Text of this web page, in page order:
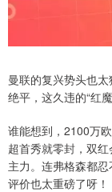
曼联的复兴势头也
绝平，这久违的“红
谁能想到，2100万
超首秀就零封，双
主力。连弗格森都
评价也太重磅了呀！